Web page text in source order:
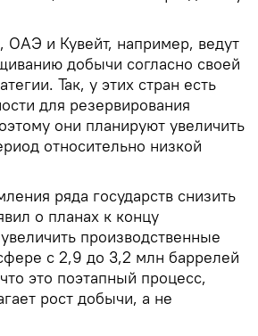
ОАЭ и Кувейт, например, ведут
добычи согласно своей
Так, у этих стран есть
для резервирования
они планируют увеличить
относительно низкой
ряда государств снизить
о планах к концу
производственные
с 2,9 до 3,2 млн баррелей
это поэтапный процесс,
рост добычи, а не